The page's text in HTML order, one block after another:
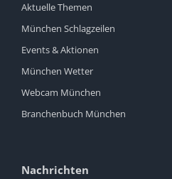
Aktuelle Themen
München Schlagzeilen
Events & Aktionen
München Wetter
Webcam München
Branchenbuch München
Nachrichten